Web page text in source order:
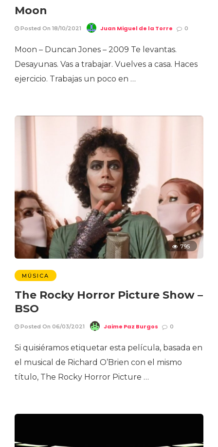
Moon
Posted On 18/10/2021 Juan Miguel de la Torre 0
Moon – Duncan Jones – 2009 Te levantas.
Desayunas. Vas a trabajar. Vuelves a casa. Haces
ejercicio. Trabajas un poco en …
795
MÚSICA
The Rocky Horror Picture Show –
BSO
Posted On 06/03/2021 Jaime Paz Burgos 0
Si quisiéramos etiquetar esta película, basada en
el musical de Richard O’Brien con el mismo
título, The Rocky Horror Picture …